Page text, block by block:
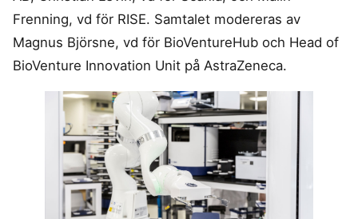
Frenning, vd för RISE. Samtalet modereras av
Magnus Björsne, vd för BioVentureHub och Head of
BioVenture Innovation Unit på AstraZeneca.